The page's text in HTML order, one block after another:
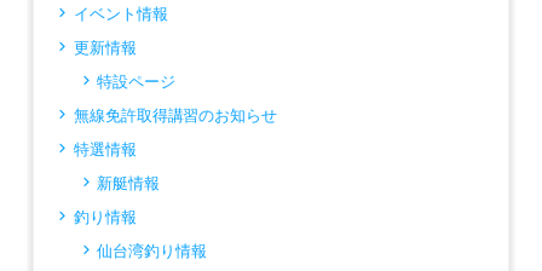
イベント情報
更新情報
特設ページ
無線免許取得講習のお知らせ
特選情報
新艇情報
釣り情報
仙台湾釣り情報